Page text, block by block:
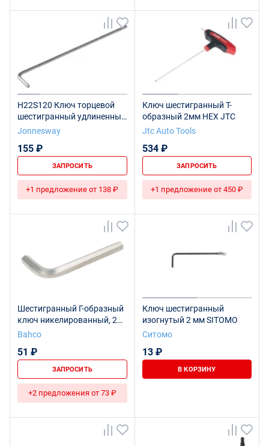
H22S120 Ключ торцевой
шестигранный удлиненный
для изношенного крепежа,
Jonnesway
155 ₽
ЗАПРОСИТЬ
+1 предложение от 138 ₽
Ключ шестигранный Т-
образный 2мм HEX JTC
Jtc Auto Tools
534 ₽
ЗАПРОСИТЬ
+1 предложение от 450 ₽
Шестигранный Г-образный
ключ никелированный, 2
мм
Bahco
51 ₽
ЗАПРОСИТЬ
+2 предложения от 73 ₽
Ключ шестигранный
изогнутый 2 мм SITOMO
Ситомо
13 ₽
В КОРЗИНУ